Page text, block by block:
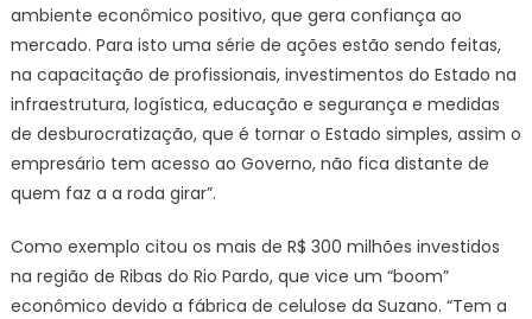
ambiente econômico positivo, que gera confiança ao
mercado. Para isto uma série de ações estão sendo feitas,
na capacitação de profissionais, investimentos do Estado na
infraestrutura, logística, educação e segurança e medidas
de desburocratização, que é tornar o Estado simples, assim o
empresário tem acesso ao Governo, não fica distante de
quem faz a a roda girar”.
Como exemplo citou os mais de R$ 300 milhões investidos
na região de Ribas do Rio Pardo, que vice um “boom”
econômico devido a fábrica de celulose da Suzano. “Tem a